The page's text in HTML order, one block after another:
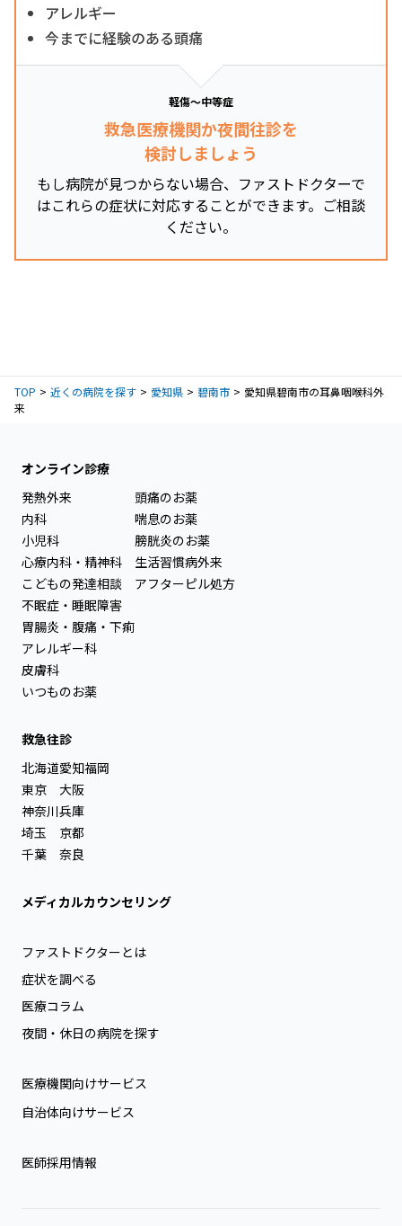
アレルギー
今までに経験のある頭痛
軽傷～中等症
救急医療機関か夜間往診を
検討しましょう
もし病院が見つからない場合、ファストドクターで
はこれらの症状に対応することができます。ご相談
ください。
TOP 近くの病院を探す 愛知県 碧南市
愛知県碧南市の耳鼻咽喉科外
来
オンライン診療
発熱外来
内科
小児科
心療内科・精神科
こどもの発達相談
不眠症・睡眠障害
胃腸炎・腹痛・下痢
アレルギー科
皮膚科
いつものお薬
頭痛のお薬
喘息のお薬
膀胱炎のお薬
生活習慣病外来
アフターピル処方
救急往診
北海道
東京
神奈川
埼玉
千葉
愛知
大阪
兵庫
京都
奈良
福岡
メディカルカウンセリング
ファストドクターとは
症状を調べる
医療コラム
夜間・休日の病院を探す
医療機関向けサービス
自治体向けサービス
医師採用情報